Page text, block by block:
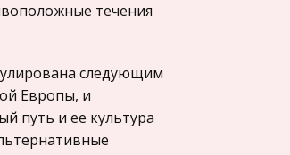
течения
следующим
Европы, и
путь и ее культура